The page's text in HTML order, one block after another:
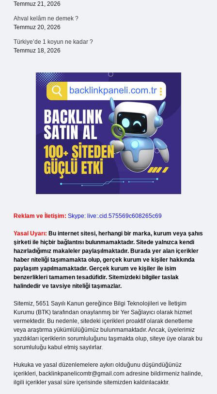
Temmuz 21, 2026
Ahval kelâm ne demek ?
Temmuz 20, 2026
Türkiye’de 1 koyun ne kadar ?
Temmuz 18, 2026
Reklam ve İletişim: Skype: live:.cid.575569c608265c69
Yasal Uyarı: Bu internet sitesi, herhangi bir marka, kurum veya şahıs
şirketi ile hiçbir bağlantısı bulunmamaktadır. Sitede yalnızca kendi
hazırladığımız makaleler paylaşılmaktadır. Burada yer alan içerikler
haber niteliği taşımamakta olup, gerçek kurum ve kişiler hakkında
paylaşım yapılmamaktadır. Gerçek kurum ve kişiler ile isim
benzerlikleri tamamen tesadüfidir. Sitemizdeki bilgiler taslak
halindedir ve tavsiye niteliği taşımazlar.
Sitemiz, 5651 Sayılı Kanun gereğince Bilgi Teknolojileri ve İletişim
Kurumu (BTK) tarafından onaylanmış bir Yer Sağlayıcı olarak hizmet
vermektedir. Bu nedenle, sitedeki içerikleri proaktif olarak denetleme
veya araştırma yükümlülüğümüz bulunmamaktadır. Ancak, üyelerimiz
yazdıkları içeriklerin sorumluluğunu taşımakta olup, siteye üye olarak bu
sorumluluğu kabul etmiş sayılırlar.
Hukuka ve yasal düzenlemelere aykırı olduğunu düşündüğünüz
içerikleri, backlinkpanelicomtr@gmail.com adresine bildirmeniz halinde,
ilgili içerikler yasal süre içerisinde sitemizden kaldırılacaktır.